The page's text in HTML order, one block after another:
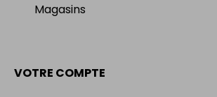
Magasins
VOTRE COMPTE